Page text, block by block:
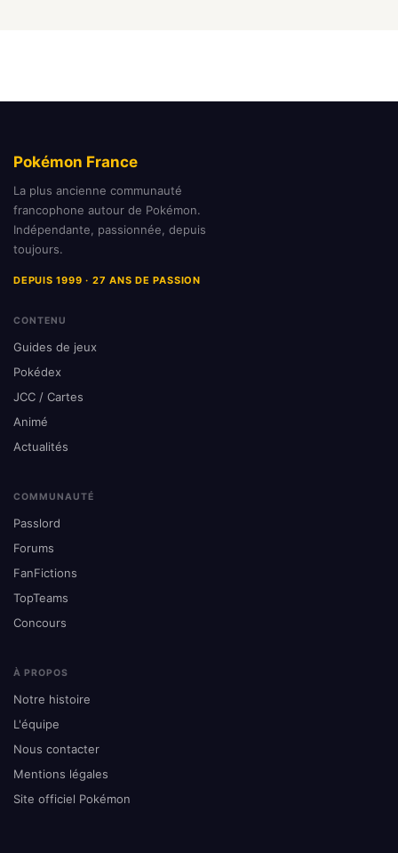
Pokémon France
La plus ancienne communauté
francophone autour de Pokémon.
Indépendante, passionnée, depuis
toujours.
DEPUIS 1999 · 27 ANS DE PASSION
CONTENU
Guides de jeux
Pokédex
JCC / Cartes
Animé
Actualités
COMMUNAUTÉ
Passlord
Forums
FanFictions
TopTeams
Concours
À PROPOS
Notre histoire
L'équipe
Nous contacter
Mentions légales
Site officiel Pokémon